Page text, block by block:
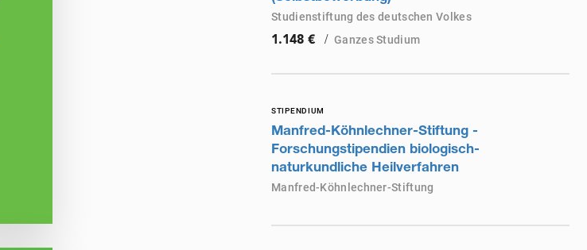
Studienstiftung des deutschen Volkes
1.148 €
/ Ganzes Studium
STIPENDIUM
Manfred-Köhnlechner-Stiftung -
Forschungstipendien biologisch-
naturkundliche Heilverfahren
Manfred-Köhnlechner-Stiftung